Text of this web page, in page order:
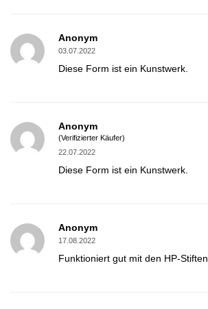
Anonym
03.07.2022
Diese Form ist ein Kunstwerk.
Anonym
(Verifizierter Käufer)
22.07.2022
Diese Form ist ein Kunstwerk.
Anonym
17.08.2022
Funktioniert gut mit den HP-Stiften.